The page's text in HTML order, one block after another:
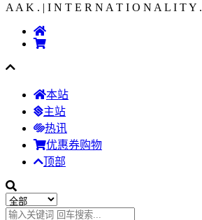
A A K . | I N T E R N A T I O N A L I T Y .
本站
主站
热讯
优惠券购物
顶部